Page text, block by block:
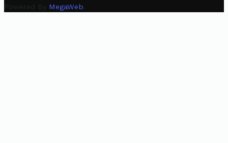
Powered By MegaWeb